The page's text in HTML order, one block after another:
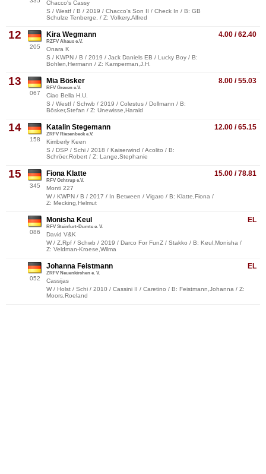
Chacco's Cassy
S / Westf / B / 2019 / Chacco's Son II / Check In / B: GB
Schulze Tenberge, / Z: Volkery,Alfred
12
205
4.00 / 62.40
Kira Wegmann
RZFV Ahaus e.V.
Onara K
S / KWPN / B / 2019 / Jack Daniels EB / Lucky Boy / B:
Bohlen,Hermann / Z: Kamperman,J.H.
13
067
8.00 / 55.03
Mia Bösker
RFV Greven e.V.
Ciao Bella H.U.
S / Westf / Schwb / 2019 / Colestus / Dollmann / B:
Bösker,Stefan / Z: Unewisse,Harald
14
158
12.00 / 65.15
Katalin Stegemann
ZRFV Riesenbeck e.V.
Kimberly Keen
S / DSP / Schi / 2018 / Kaiserwind / Acolito / B:
Schröer,Robert / Z: Lange,Stephanie
15
345
15.00 / 78.81
Fiona Klatte
RFV Ochtrup e.V.
Monti 227
W / KWPN / B / 2017 / In Between / Vigaro / B: Klatte,Fiona /
Z: Mecking,Helmut
086
EL
Monisha Keul
RFV Steinfurt-Dumte e. V.
David V&K
W / Z.Rpf / Schwb / 2019 / Darco For FunZ / Stakko / B: Keul,Monisha /
Z: Veldman-Kroese,Wilma
052
EL
Johanna Feistmann
ZRFV Neuenkirchen e. V.
Cassijas
W / Holst / Schi / 2010 / Cassini II / Caretino / B: Feistmann,Johanna / Z:
Moors,Roeland